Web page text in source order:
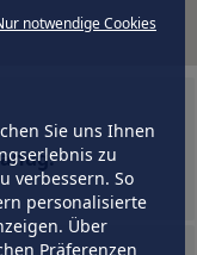
notwendige Cookies
Sie uns Ihnen
zu
verbessern. So
personalisierte
Über
Präferenzen